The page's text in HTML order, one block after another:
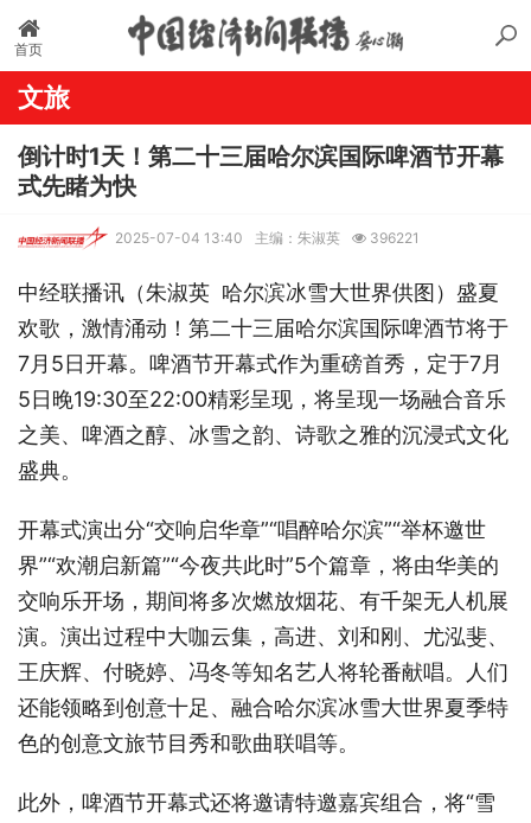
首页
文旅
倒计时1天！第二十三届哈尔滨国际啤酒节开幕
式先睹为快
2025-07-04 13:40 主编：朱淑英 396221
中经联播讯（朱淑英 哈尔滨冰雪大世界供图）盛夏
欢歌，激情涌动！第二十三届哈尔滨国际啤酒节将于
7月5日开幕。啤酒节开幕式作为重磅首秀，定于7月
5日晚19:30至22:00精彩呈现，将呈现一场融合音乐
之美、啤酒之醇、冰雪之韵、诗歌之雅的沉浸式文化
盛典。
开幕式演出分“交响启华章”“唱醉哈尔滨”“举杯邀世
界”“欢潮启新篇”“今夜共此时”5个篇章，将由华美的
交响乐开场，期间将多次燃放烟花、有千架无人机展
演。演出过程中大咖云集，高进、刘和刚、尤泓斐、
王庆辉、付晓婷、冯冬等知名艺人将轮番献唱。人们
还能领略到创意十足、融合哈尔滨冰雪大世界夏季特
色的创意文旅节目秀和歌曲联唱等。
此外，啤酒节开幕式还将邀请特邀嘉宾组合，将“雪